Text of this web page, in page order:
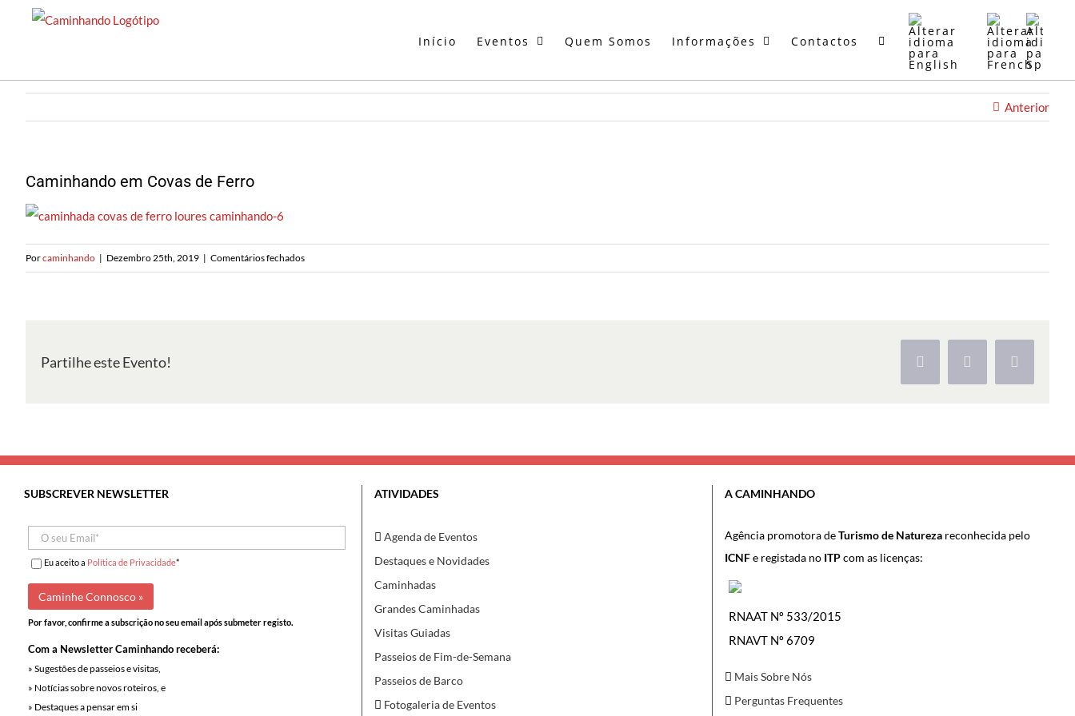
conteúdo
Início Eventos Quem Somos Informações Contactos
Anterior
Caminhando em Covas de Ferro
Porcaminhando | Dezembro 25th, 2019 | Comentários fechadosem
Caminhando
Partilhe este Evento! Facebook
X Pinterest
SUBSCREVER NEWSLETTER
Eu aceito a Política de Privacidade*
Por favor, confirme a subscrição no seu email após submeter registo.
Com a Newsletter Caminhando receberá:
» Sugestões de passeios e visitas,
» Notícias sobre novos roteiros, e
» Destaques a pensar em si
ATIVIDADES
Agenda de Eventos
Destaques e Novidades
Caminhadas
Grandes Caminhadas
Visitas Guiadas
Passeios de Fim-de-Semana
Passeios de Barco
Fotogaleria de Eventos
A CAMINHANDO
Agência promotora deTurismo de Natureza reconhecida pelo
ICNFe registada no ITPcom as licenças:
RNAAT Nº 533/2015
RNAVT Nº 6709
Mais Sobre Nós
Perguntas Frequentes